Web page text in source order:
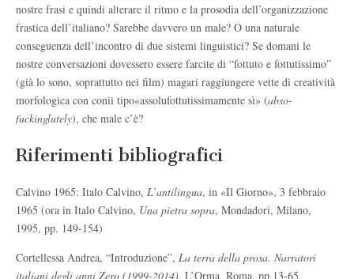
nostre frasi e quindi alterare il ritmo e la prosodia dell’organizzazione
frastica dell’italiano? Sarebbe davvero un male? O una naturale
conseguenza dell’incontro di due sistemi linguistici? Se domani le
nostre conversazioni dovessero essere farcite di “fottuto e fottutissimo”
(già lo sono, soprattutto nei film) magari raggiungere vette di creatività
morfologica con conii tipo«assolufottutissimamente sì» (abso-
fuckinglutely), che male c’è?
Riferimenti bibliografici
Calvino 1965: Italo Calvino, L’antilingua, in «Il Giorno», 3 febbraio
1965 (ora in Italo Calvino, Una pietra sopra, Mondadori, Milano,
1995, pp. 149-154)
Cortellessa Andrea, “Introduzione”, La terra della prosa. Narratori
italiani degli anni Zero (1999-2014), L’Orma, Roma, pp.13-65.